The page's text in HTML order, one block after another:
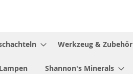
Werkzeug & Zubehör
Shannon's Minerals